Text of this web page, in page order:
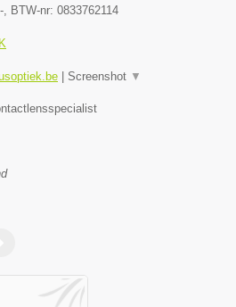
-, BTW-nr: 0833762114
Screenshot ▼